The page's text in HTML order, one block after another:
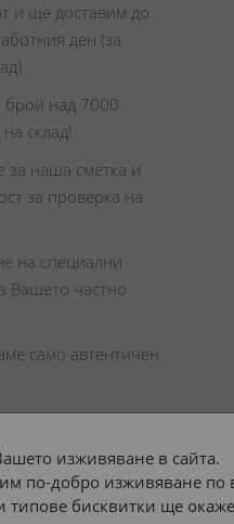
и ще доставим до
ден (за
брой над 7000
склад!
наша сметка и
за проверка на
на специални
Вашето частно
само автентичен
с: или
изживяване в сайта.
по-добро изживяване по
типове бисквитки ще окаже